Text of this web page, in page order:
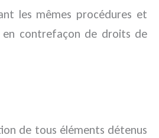
les mêmes procédures et
en contrefaçon de droits de
de tous éléments détenus